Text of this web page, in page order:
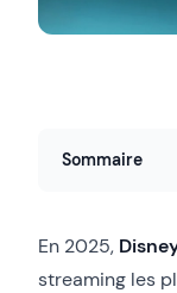
Sommaire
En 2025,
streaming les